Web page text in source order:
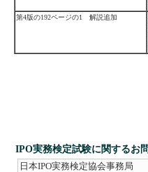
第4版の192ページの1 解説追加
IPO実務検定試験に関するお
日本IPO実務検定協会事務局